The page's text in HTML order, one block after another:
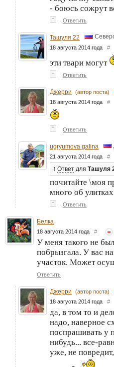
- боюсь сожрут
↑ Ответить
Ташуля 22
18 августа 2014 года #
эти твари могут
↑ Ответить
Джерри (автор поста)
18 августа 2014 года #
↑ Ответить
ugryumova galina
21 августа 2014 года #
↑ Ответ для Ташуля
почитайте \моя
много об
↑ Ответить
Белка
18 августа 2014 года #
У меня такого не
побрызгала. У вас
участок. Может
Ответить
Джерри (автор поста)
18 августа 2014 года #
да, в том то и
надо, наверное
поспрашивать у
нибудь... все-
уже, не